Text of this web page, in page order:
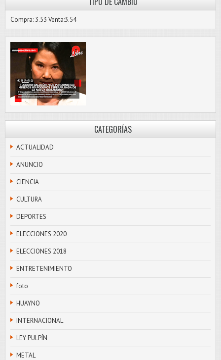
Compra: 3.53 Venta:3.54
CATEGORÍAS
ACTUALIDAD
ANUNCIO
CIENCIA
CULTURA
DEPORTES
ELECCIONES 2020
ELECCIONES 2018
ENTRETENIMIENTO
foto
HUAYNO
INTERNACIONAL
LEY PULPÍN
METAL